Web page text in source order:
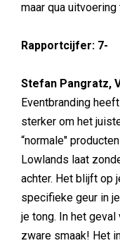
maar qua
Rapportcijfer: 7-
Stefan Pangratz,
Eventbranding
sterker om het
“normale"
Lowlands laat
achter. Het blijft op
specifieke geur in
je tong. In het
zware smaak! Het